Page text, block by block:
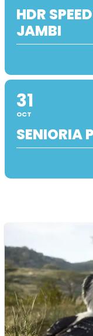
HDR
JAMBI
31
OCT
SENIORIA